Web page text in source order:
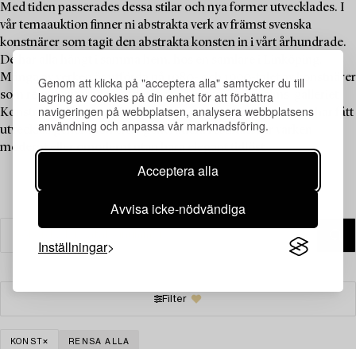
Genom att klicka på "acceptera alla" samtycker du till
lagring av cookies på din enhet för att förbättra
navigeringen på webbplatsen, analysera webbplatsens
användning och anpassa vår marknadsföring.
Acceptera alla
Avvisa icke-nödvändiga
Inställningar
Med tiden passerades dessa stilar och nya former utvecklades. I
vår temaauktion finner ni abstrakta verk av främst svenska
konstnärer som tagit den abstrakta konsten in i vårt århundrade.
De har alla hängt i samma hem, hos en samlare i Linköping.
Många av verken är utförda på 1980- och 1990-talet av konstnärer
som representerades av det legendariska Stockholms-galleriet
Konstruktiv Tendens. Idén om den non-figurativa konsten har fått
utvecklas generation efter generation, resultatet är varken
modernt eller omodernt utan bara elegant tidlöst.
Filter
KONST RENSA ALLA